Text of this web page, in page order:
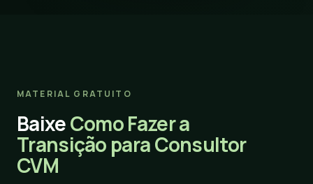
MATERIAL GRATUITO
BaixeComo Fazer a
Transição para Consultor
CVM